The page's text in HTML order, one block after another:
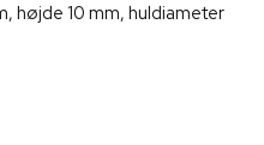
højde 10 mm, huldiameter